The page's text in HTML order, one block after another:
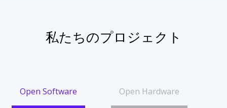
私たちのプロジェクト
Open Software Open Hardware